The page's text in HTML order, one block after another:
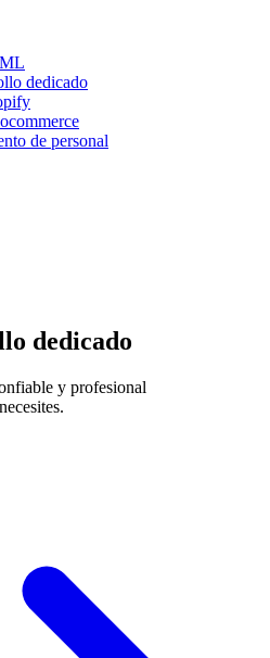
dedicado
de personal
dedicado
y profesional